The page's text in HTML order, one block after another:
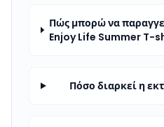
Πώς μπορώ να
Enjoy Life Summer T-
Πόσο διαρκεί η